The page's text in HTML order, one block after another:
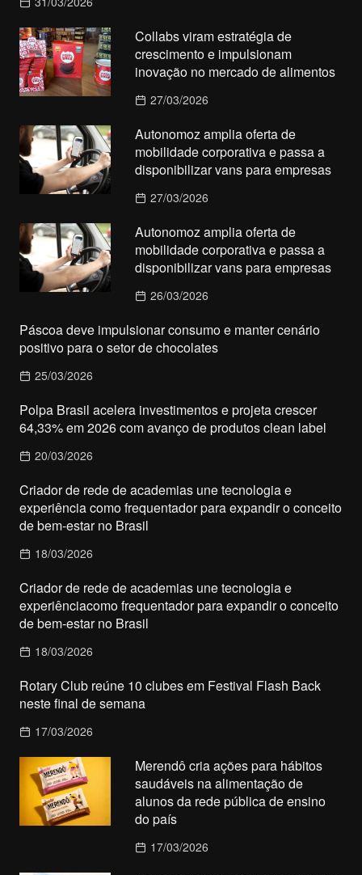
Collabs viram estratégia de
crescimento e impulsionam
inovação no mercado de alimentos
27/03/2026
Autonomoz amplia oferta de
mobilidade corporativa e passa a
disponibilizar vans para empresas
27/03/2026
Autonomoz amplia oferta de
mobilidade corporativa e passa a
disponibilizar vans para empresas
26/03/2026
Páscoa deve impulsionar consumo e manter cenário
positivo para o setor de chocolates
25/03/2026
Polpa Brasil acelera investimentos e projeta crescer
64,33% em 2026 com avanço de produtos clean label
20/03/2026
Criador de rede de academias une tecnologia e
experiência como frequentador para expandir o conceito
de bem-estar no Brasil
18/03/2026
Criador de rede de academias une tecnologia e
experiênciacomo frequentador para expandir o conceito
de bem-estar no Brasil
18/03/2026
Rotary Club reúne 10 clubes em Festival Flash Back
neste final de semana
17/03/2026
Merendô cria ações para hábitos
saudáveis na alimentação de
alunos da rede pública de ensino
do país
17/03/2026